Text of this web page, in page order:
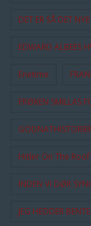
DET ER SÅ DET NYE
EDWARD ALBEES
Enetime
FRØKEN SMILLAS
Hitler On The Roof
INDEN VI DØR
JEG HEDDER BENTE